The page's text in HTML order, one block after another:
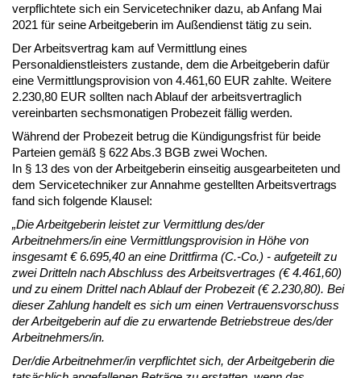
verpflichtete sich ein Servicetechniker dazu, ab Anfang Mai
2021 für seine Arbeitgeberin im Außendienst tätig zu sein.
Der Arbeitsvertrag kam auf Vermittlung eines
Personaldienstleisters zustande, dem die Arbeitgeberin dafür
eine Vermittlungsprovision von 4.461,60 EUR zahlte. Weitere
2.230,80 EUR sollten nach Ablauf der arbeitsvertraglich
vereinbarten sechsmonatigen Probezeit fällig werden.
Während der Probezeit betrug die Kündigungsfrist für beide
Parteien gemäß § 622 Abs.3 BGB zwei Wochen.
In § 13 des von der Arbeitgeberin einseitig ausgearbeiteten und
dem Servicetechniker zur Annahme gestellten Arbeitsvertrags
fand sich folgende Klausel:
„Die Arbeitgeberin leistet zur Vermittlung des/der
Arbeitnehmers/in eine Vermittlungsprovision in Höhe von
insgesamt € 6.695,40 an eine Drittfirma (C.-Co.) - aufgeteilt zu
zwei Dritteln nach Abschluss des Arbeitsvertrages (€ 4.461,60)
und zu einem Drittel nach Ablauf der Probezeit (€ 2.230,80). Bei
dieser Zahlung handelt es sich um einen Vertrauensvorschuss
der Arbeitgeberin auf die zu erwartende Betriebstreue des/der
Arbeitnehmers/in.
Der/die Arbeitnehmer/in verpflichtet sich, der Arbeitgeberin die